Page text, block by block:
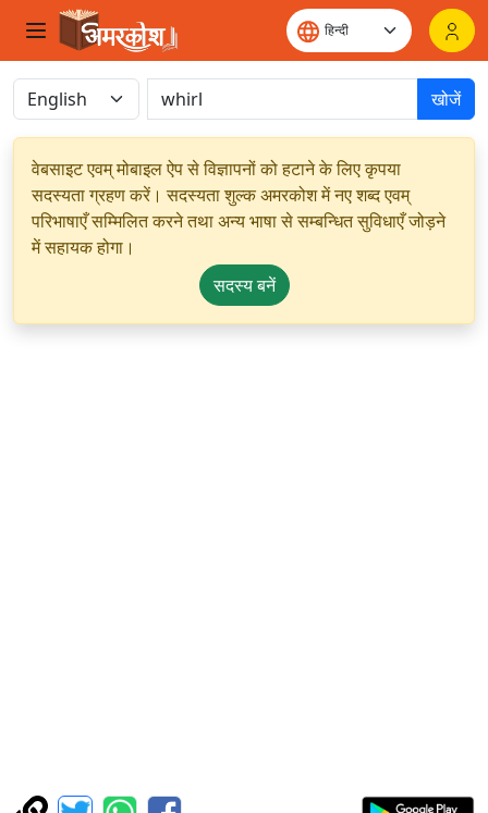
खोजें
वेबसाइट एवम् मोबाइल ऐप से विज्ञापनों को हटाने के लिए कृपया
सदस्यता ग्रहण करें। सदस्यता शुल्क अमरकोश में नए शब्द एवम्
परिभाषाएँ सम्मिलित करने तथा अन्य भाषा से सम्बन्धित सुविधाएँ जोड़ने
में सहायक होगा।
सदस्य बनें